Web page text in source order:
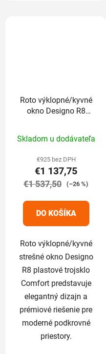
Roto výklopné/kyvné
okno Designo R8
hodnotenie
produktu
je
5,0
5
hviezdičiek.
Skladom u dodávateľa
€925 bez DPH
€1 137,75
€1 537,50 (–26 %)
DO KOŠÍKA
Roto výklopné/kyvné
strešné okno Designo
R8 plastové trojsklo
Comfort predstavuje
elegantný dizajn a
prémiové riešenie pre
moderné podkrovné
priestory.